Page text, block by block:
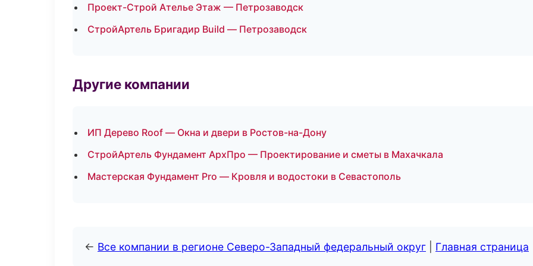
Проект-Строй Ателье Этаж — Петрозаводск
СтройАртель Бригадир Build — Петрозаводск
Другие компании
ИП Дерево Roof — Окна и двери в Ростов-на-Дону
СтройАртель Фундамент АрхПро — Проектирование и сметы в Махачкала
Мастерская Фундамент Pro — Кровля и водостоки в Севастополь
← Все компании в регионе Северо-Западный федеральный округ Главная страница